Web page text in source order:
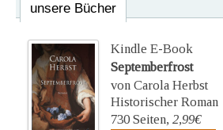
unsere Bücher
Kindle E-Book
Septemberfrost
von Carola Herbst
Historischer Roman
730 Seiten, 2,99€